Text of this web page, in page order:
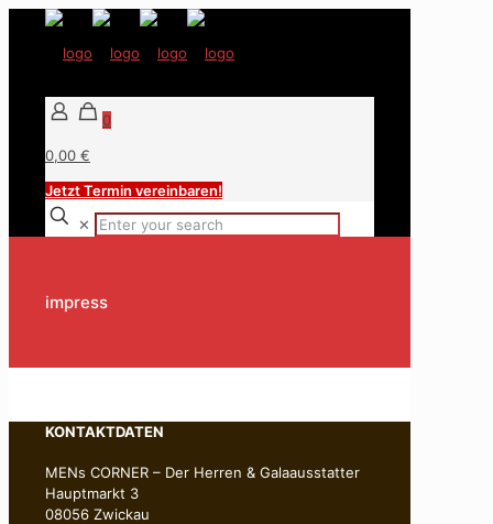
0
0,00 €
Jetzt Termin vereinbaren!
✕
impress
KONTAKTDATEN
MENs CORNER – Der Herren & Galaausstatter
Hauptmarkt 3
08056 Zwickau